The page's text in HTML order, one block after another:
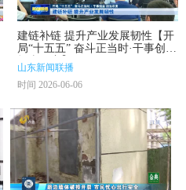
建链补链 提升产业发展韧性【开
局“十五五” 奋斗正当时·干事创业
担当尽责】
山东新闻联播
时间 2026-06-06